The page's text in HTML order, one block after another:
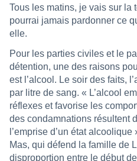
Tous les matins, je vais sur la
pourrai jamais pardonner ce
elle.
Pour les parties civiles et le
détention, une des raisons
est l’alcool. Le soir des faits,
par litre de sang. « L’alcool
réflexes et favorise les
des condamnations résultent
l’emprise d’un état
Mas, qui défend la famille de
disproportion entre le début